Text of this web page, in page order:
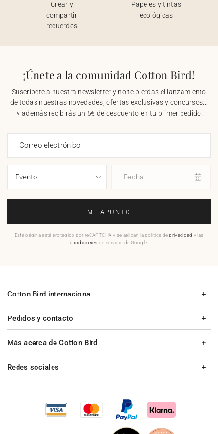
Crear y
compartir
recuerdos
Papeles y tintas
ecológicas
¡Únete a la comunidad Cotton Bird!
Suscríbete a nuestra newsletter y no te pierdas el lanzamiento
de todas nuestras novedades, ofertas exclusivas y concursos...
¡y además recibirás un 5€ de descuento en tu primer pedido!
Correo electrónico
Fecha
ME APUNTO
Esta página está protegido por reCAPTCHA y se aplican la política deprivacidad y las
condiciones de servicio de Google.
Pedidos y contacto
Más acerca de Cotton Bird
Cotton Bird internacional
Redes sociales